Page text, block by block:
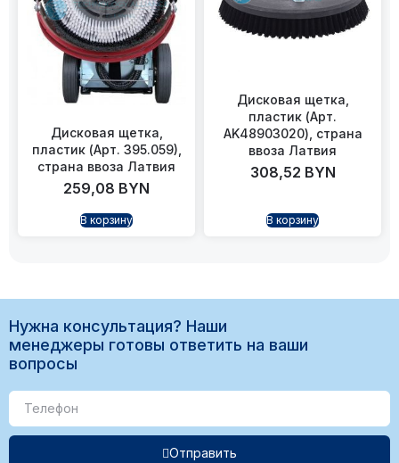
Дисковая щетка,
пластик (Арт. 395.059),
страна ввоза Латвия
259,08 BYN
В корзину
Дисковая щетка,
пластик (Арт.
AK48903020), страна
ввоза Латвия
308,52 BYN
В корзину
Нужна консультация? Наши
менеджеры готовы ответить на ваши
вопросы
Отправить